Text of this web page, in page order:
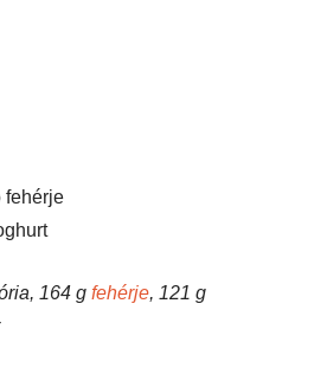
fehérje
164 g fehérje, 121 g